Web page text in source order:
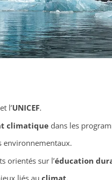
et l’UNICEF.
climatiquedans les
environnementaux.
orientés sur l’éducation